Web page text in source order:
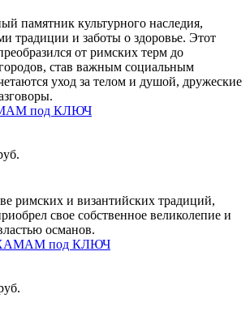
памятник культурного наследия,
традиции и заботы о здоровье. Этот
от римских терм до
став важным социальным
уход за телом и душой, дружеские
римских и византийских традиций,
свое собственное великолепие и
османов.